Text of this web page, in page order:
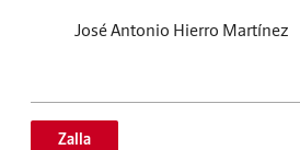
José Antonio Hierro Martínez
Zalla